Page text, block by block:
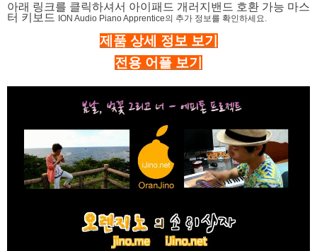
아래 링크를 클릭하셔서 아이패드 개러지밴드 호환 가능 마스
터 키보드
ION Audio Piano Apprentice의 추가 정보를 확인하세요.
제품 상세 정보 보기
전용 어플 보기